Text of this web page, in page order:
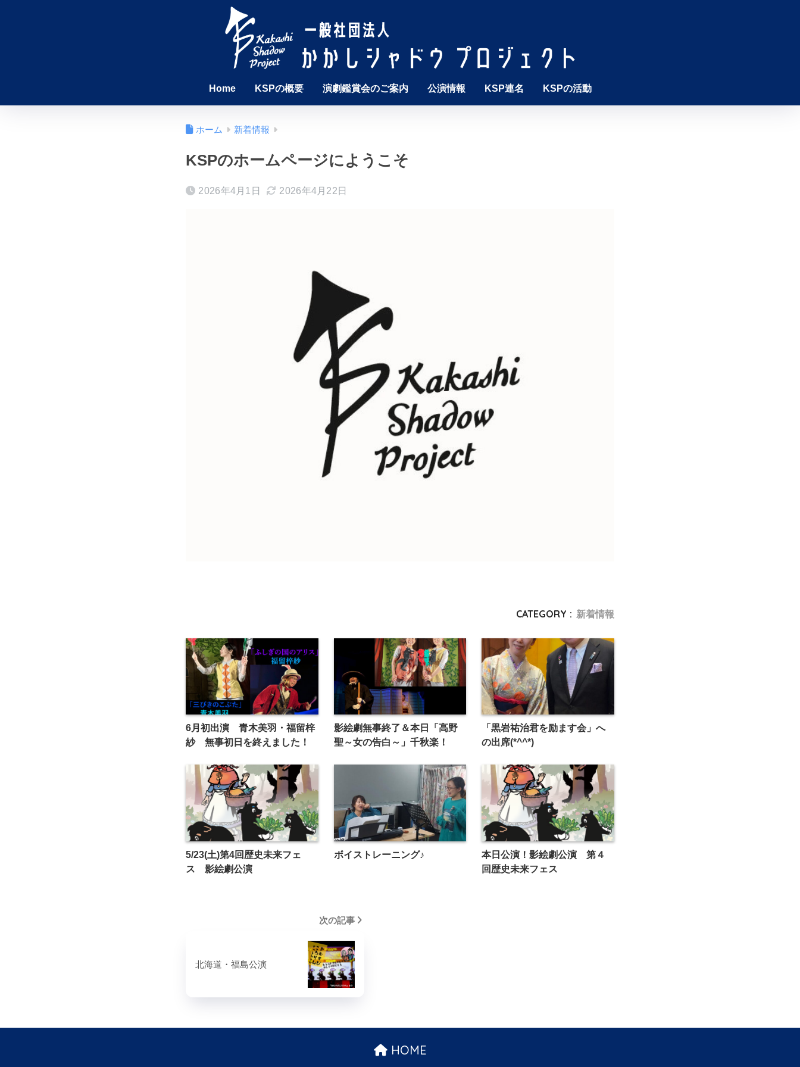
Home KSPの概要 演劇鑑賞会のご案内 公演情報 KSP連名 KSPの活動
ホーム 新着情報
KSPのホームページにようこそ
2026年4月1日 2026年4月22日
CATEGORY : 新着情報
6月初出演 青木美羽・福留梓
紗 無事初日を終えました！
影絵劇無事終了＆本日「高野
聖～女の告白～」千秋楽！
「黒岩祐治君を励ます会」へ
の出席(*^^*)
5/23(土)第4回歴史未来フェ
ス 影絵劇公演
ボイストレーニング♪
本日公演！影絵劇公演 第４
回歴史未来フェス
次の記事
北海道・福島公演
HOME